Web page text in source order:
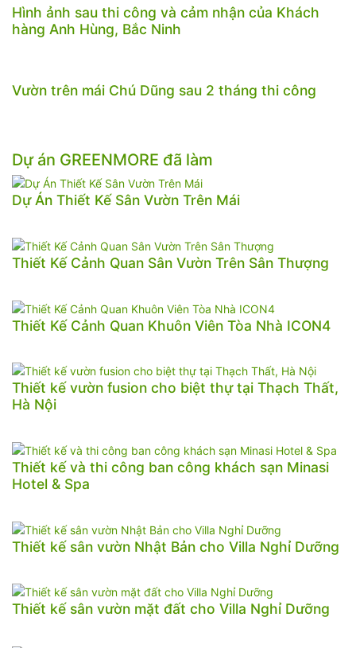
Hình ảnh sau thi công và cảm nhận của Khách
hàng Anh Hùng, Bắc Ninh
Vườn trên mái Chú Dũng sau 2 tháng thi công
Dự án GREENMORE đã làm
Dự Án Thiết Kế Sân Vườn Trên Mái
Thiết Kế Cảnh Quan Sân Vườn Trên Sân Thượng
Thiết Kế Cảnh Quan Khuôn Viên Tòa Nhà ICON4
Thiết kế vườn fusion cho biệt thự tại Thạch Thất,
Hà Nội
Thiết kế và thi công ban công khách sạn Minasi
Hotel & Spa
Thiết kế sân vườn Nhật Bản cho Villa Nghỉ Dưỡng
Thiết kế sân vườn mặt đất cho Villa Nghỉ Dưỡng